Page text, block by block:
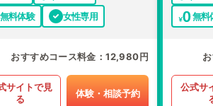
無料体験
女性専用
おすすめコース料金 12,980円
サイトで見
る
体験・相談予約
無料
公式サ